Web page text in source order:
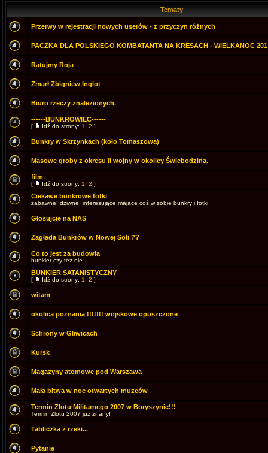
Tematy
Przerwy w rejestracji nowych userów - z przyczyn różnych
PACZKA DLA POLSKIEGO KOMBATANTA NA KRESACH - WIELKANOC
Ratujmy Roja
Zmarł Zbigniew Inglot
Biuro rzeczy znalezionych.
------BUNKROWIEC------
[ Idź do strony: 1 2 ]
Bunkry w Skrzynkach (koło Tomaszowa)
Masowe groby z okresu II wojny w okolicy Świebodzina.
film
[ Idź do strony: 1 2 ]
Ciekawe bunkrowe fotki
zabawne, dziwne, interesujące mające coś w sobie bunkry i fotki
Głosujcie na NAS
Zagłada Bunkrów w Nowej Soli ??
Co to jest za budowla
bunkier czy tez nie
BUNKIER SATANISTYCZNY
[ Idź do strony: 1 2 ]
witam
okolica poznania !!!!!!! wojskowe opuszczone
Schrony w Gliwicach
Kursk
Magazyny atomowe pod Warszawa
Mała bitwa w noc otwartych muzeów
Termin Zlotu Militarnego 2007 w Boryszynie!!!
Termin Zlotu 2007 juz znany!
Tabliczka z rzeki...
Pytanie